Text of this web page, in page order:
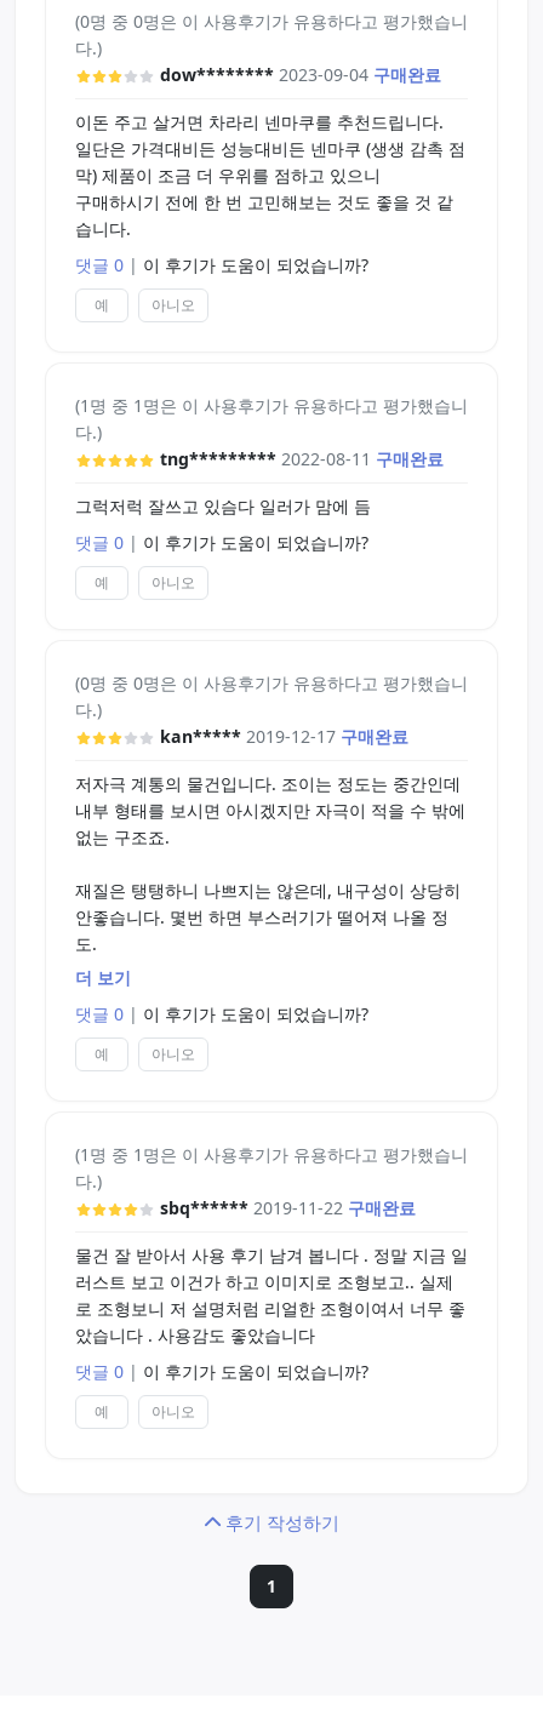
(0명 중 0명은 이 사용후기가 유용하다고 평가했습니
다.)
dow******** 2023-09-04 구매완료
이돈 주고 살거면 차라리 넨마쿠를 추천드립니다.
일단은 가격대비든 성능대비든 넨마쿠 (생생 감촉 점
막) 제품이 조금 더 우위를 점하고 있으니
구매하시기 전에 한 번 고민해보는 것도 좋을 것 같
습니다.
댓글 0 | 이 후기가 도움이 되었습니까?
예 아니오
(1명 중 1명은 이 사용후기가 유용하다고 평가했습니
다.)
tng********* 2022-08-11 구매완료
그럭저럭 잘쓰고 있슴다 일러가 맘에 듬
댓글 0 | 이 후기가 도움이 되었습니까?
예 아니오
(0명 중 0명은 이 사용후기가 유용하다고 평가했습니
다.)
kan***** 2019-12-17 구매완료
저자극 계통의 물건입니다. 조이는 정도는 중간인데
내부 형태를 보시면 아시겠지만 자극이 적을 수 밖에
없는 구조죠.
재질은 탱탱하니 나쁘지는 않은데, 내구성이 상당히
안좋습니다. 몇번 하면 부스러기가 떨어져 나올 정
도.
또 이런 재질이기 때문에 이런 자극이 나오는게 아닌
가 싶네요.
더 보기
댓글 0 | 이 후기가 도움이 되었습니까?
예 아니오
(1명 중 1명은 이 사용후기가 유용하다고 평가했습니
다.)
sbq****** 2019-11-22 구매완료
물건 잘 받아서 사용 후기 남겨 봅니다 . 정말 지금 일
러스트 보고 이건가 하고 이미지로 조형보고.. 실제
로 조형보니 저 설명처럼 리얼한 조형이여서 너무 좋
았습니다 . 사용감도 좋았습니다
댓글 0 | 이 후기가 도움이 되었습니까?
예 아니오
후기 작성하기
1